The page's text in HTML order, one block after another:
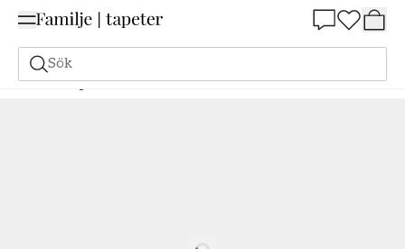
Sök
Målarfärg Beställ utifrån NCS Beställ utifrån NCS 1015-B80G